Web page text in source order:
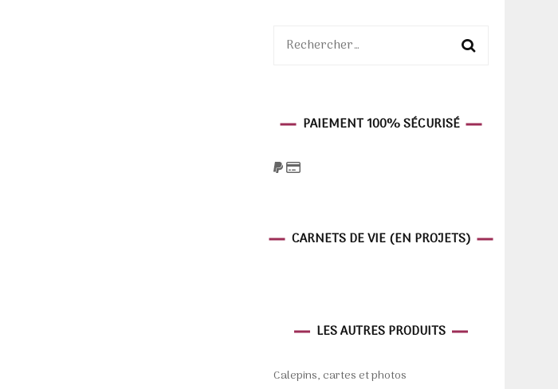
Rechercher :
PAIEMENT 100% SÉCURISÉ
CARNETS DE VIE (EN PROJETS)
LES AUTRES PRODUITS
Calepins, cartes et photos